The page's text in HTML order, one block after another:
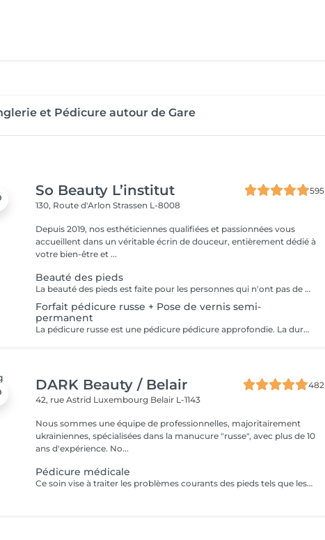
et Pédicure autour de Gare
So Beauty L’institut
595
130, Route d'ArlonStrassen L-8008
Depuis 2019, nos esthéticiennes qualifiées et passionnées vous
accueillent dans un véritable écrin de douceur, entièrement dédié à
votre bien-être et ...
Beauté des pieds
La beauté des pieds est faite pour les personnes qui n'ont pas de problème particulier au niveau de leur pieds. Elle comprend la pousse des cuticules, la coupe des ongles et le limage, léger ponçage de la plaque de l'ongle, et rape de la plante du pied. Pose de vernis transparent et application de crème inclues.
Forfait pédicure russe + Pose de vernis semi-
permanent
La pédicure russe est une pédicure pédicure approfondie. La durée de votre vernis permanent va durer 1 semaine de plus.
DARK Beauty / Belair
482
42, rue Astrid Luxembourg Belair L-1143
Nous sommes une équipe de professionnelles, majoritairement
ukrainiennes, spécialisées dans la manucure "russe", avec plus de 10
ans d'expérience. No...
Pédicure médicale
Ce soin vise à traiter les problèmes courants des pieds tels que les crevasses, durillons, cors, correction des ongles incarnés.. Pris en charge avec précision par notre spécialiste. Contenu du service : -Évaluation initiale de l'état des pieds -Nettoyage hygiénique et assouplissement de la peau -Élimination des zones dures ou épaissies -Soin des ongles et mise en forme minutieuse -Traitement ciblé des zones à problème -Application d'une crème thérapeutique pour les pieds